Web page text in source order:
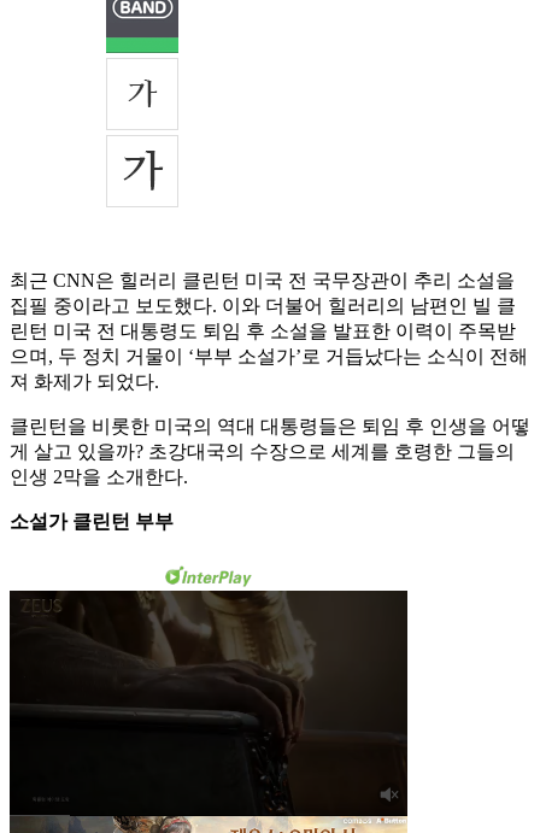
최근 CNN은 힐러리 클린턴 미국 전 국무장관이 추리 소설을
집필 중이라고 보도했다. 이와 더불어 힐러리의 남편인 빌 클
린턴 미국 전 대통령도 퇴임 후 소설을 발표한 이력이 주목받
으며, 두 정치 거물이 ‘부부 소설가’로 거듭났다는 소식이 전해
져 화제가 되었다.
클린턴을 비롯한 미국의 역대 대통령들은 퇴임 후 인생을 어떻
게 살고 있을까? 초강대국의 수장으로 세계를 호령한 그들의
인생 2막을 소개한다.
소설가 클린턴 부부